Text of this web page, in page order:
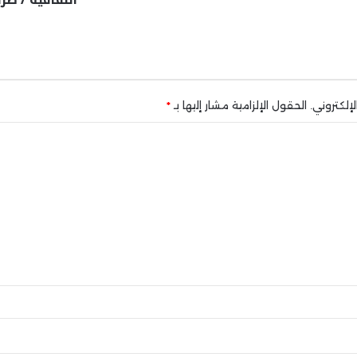
الحقول الإلزامية مشار إليها بـ *